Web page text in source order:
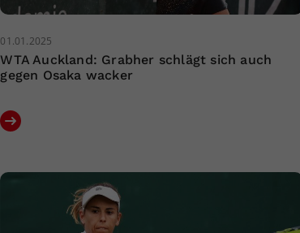
01.01.2025
WTA Auckland: Grabher schlägt sich auch
gegen Osaka wacker